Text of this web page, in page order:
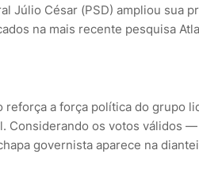
Júlio César (PSD) ampliou sua
na mais recente pesquisa
reforça a força política do grupo
Considerando os votos válidos
governista aparece na